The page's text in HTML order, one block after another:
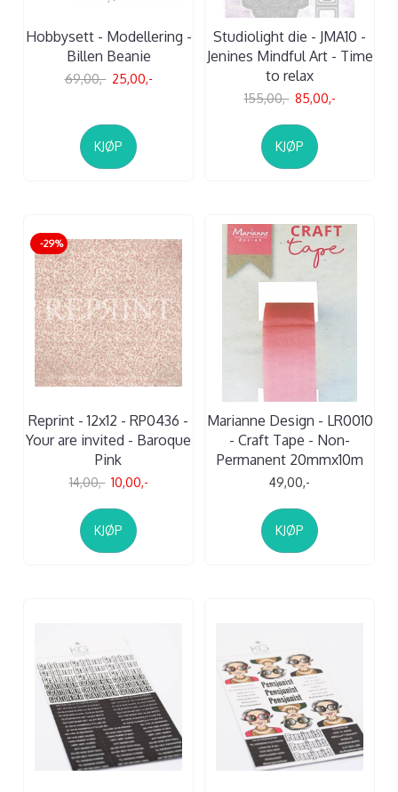
Hobbysett - Modellering -
Billen Beanie
69,00,- 25,00,-
KJØP
Studiolight die - JMA10 -
Jenines Mindful Art - Time
to relax
155,00,- 85,00,-
KJØP
-29%
Reprint - 12x12 - RP0436 -
Your are invited - Baroque
Pink
14,00,- 10,00,-
KJØP
Marianne Design - LR0010
- Craft Tape - Non-
Permanent 20mmx10m
49,00,-
KJØP